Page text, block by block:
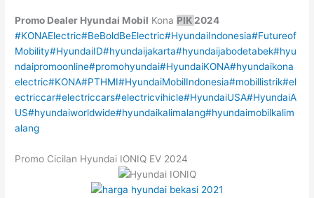
Promo Dealer Hyundai Mobil Kona PIK 2024
#KONAElectric#BeBoldBeElectric#HyundaiIndonesia#Futureof
Mobility#HyundaiID#hyundaijakarta#hyundaijabodetabek#hyu
ndaipromoonline#promohyundai#HyundaiKONA#hyundaikona
electric#KONA#PTHMI#HyundaiMobilIndonesia#mobillistrik#el
ectriccar#electriccars#electricvihicle#HyundaiUSA#HyundaiA
US#hyundaiworldwide#hyundaikalimalang#hyundaimobilkalim
alang
Promo Cicilan Hyundai IONIQ EV 2024